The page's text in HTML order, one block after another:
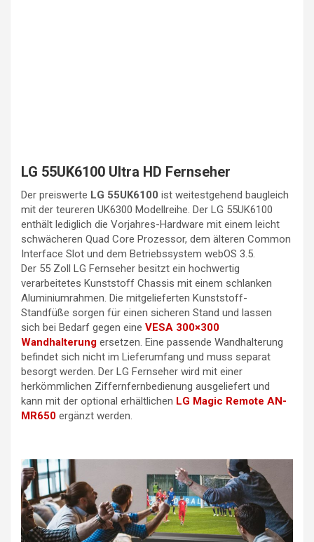
LG 55UK6100 Ultra HD Fernseher
Der preiswerte LG 55UK6100 ist weitestgehend baugleich
mit der teureren UK6300 Modellreihe. Der LG 55UK6100
enthält lediglich die Vorjahres-Hardware mit einem leicht
schwächeren Quad Core Prozessor, dem älteren Common
Interface Slot und dem Betriebssystem webOS 3.5.
Der 55 Zoll LG Fernseher besitzt ein hochwertig
verarbeitetes Kunststoff Chassis mit einem schlanken
Aluminiumrahmen. Die mitgelieferten Kunststoff-
Standfüße sorgen für einen sicheren Stand und lassen
sich bei Bedarf gegen eine VESA 300×300
Wandhalterung ersetzen. Eine passende Wandhalterung
befindet sich nicht im Lieferumfang und muss separat
besorgt werden. Der LG Fernseher wird mit einer
herkömmlichen Ziffernfernbedienung ausgeliefert und
kann mit der optional erhältlichen LG Magic Remote AN-
MR650 ergänzt werden.